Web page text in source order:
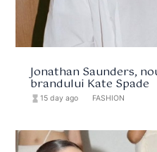
Jonathan Saunders,
brandului Kate Spade
hourglass_full 15 day ago FASHION